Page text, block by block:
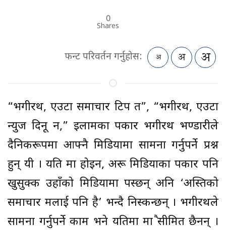
0
Shares
फन्ट परिवर्तन गर्नुहोस:
“भगीरथ, एउटा समाचार टिप त”, “भगीरथ, एउटा
न्युज दिनू न,” इलामका पत्रकार भगीरथ भण्डारीले
दैनिकरूपमा आफ्नै मिडियामा सामना गर्नुपर्ने प्रश्न
हुन् यी । यति मात्र होइन, अरू मिडियाका पत्रकार पनि
खुसुक्क उहाँको मिडियामा पस्छन् अनि ‘अस्तिको
समाचार मलाई पनि है’ भन्दै निस्कन्छन् । भगीरथले
सामना गर्नुपर्ने काम भने यतिमा मात्रै सीमित छैनन् ।